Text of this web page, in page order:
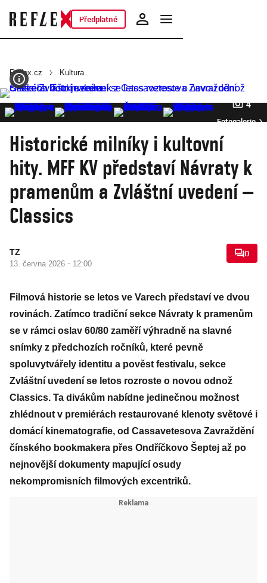
Předplatné
Reflex.cz Kultura
4
Fotogalerie
Historické milníky i kultovní
hity. MFF KV představí Návraty k
pramenům a Zvláštní uvedení –
Classics
TZ
13. června 2026 · 12:00
0
Filmová historie se letos ve Varech představí ve dvou
rovinách. Zatímco tradiční sekce Návraty k pramenům
se v rámci oslav 60/80 zaměří výhradně na slavné
snímky z předchozích ročníků, které pevně
spoluvytvářely identitu a pověst festivalu, sekce
Zvláštní uvedení se letos rozroste o novou odnož
Classics. Ta divákům nabídne jedinečnou možnost
zhlédnout v premiérách restaurované klenoty světové i
domácí kinematografie, od Cassavetesova Zavraždění
čínského bookmakera přes Ondříčkovo Šeptej až po
nejnovější dokumenty mapující osudy
nekompromisních filmových excentriků.